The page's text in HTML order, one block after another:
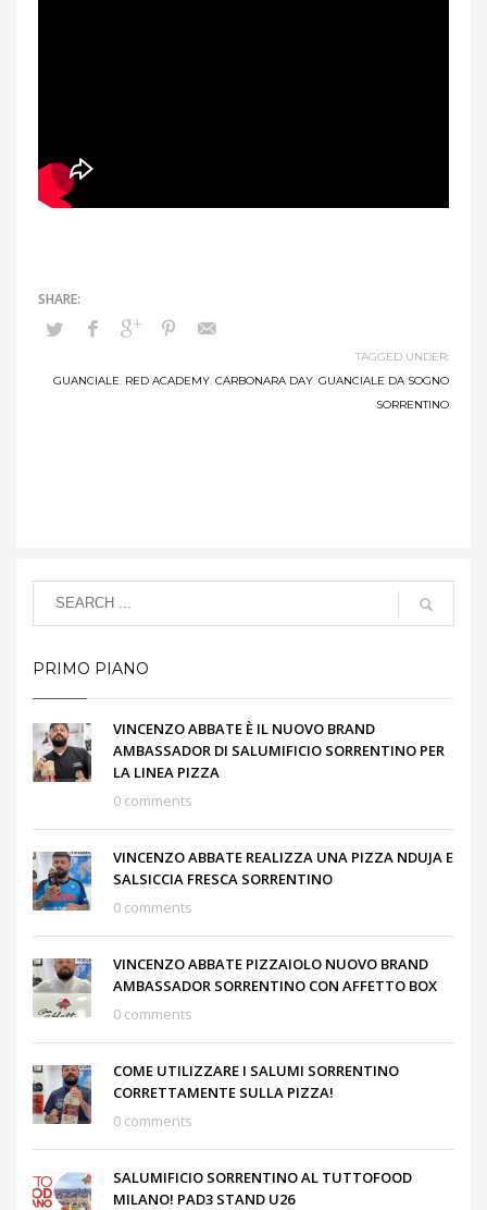
TAGGED UNDER:
GUANCIALE, RED ACADEMY, CARBONARA DAY, GUANCIALE DA SOGNO
SORRENTINO
PRIMO PIANO
VINCENZO ABBATE È IL NUOVO BRAND
AMBASSADOR DI SALUMIFICIO SORRENTINO PER
LA LINEA PIZZA
0 comments
VINCENZO ABBATE REALIZZA UNA PIZZA NDUJA E
SALSICCIA FRESCA SORRENTINO
0 comments
VINCENZO ABBATE PIZZAIOLO NUOVO BRAND
AMBASSADOR SORRENTINO CON AFFETTO BOX
0 comments
COME UTILIZZARE I SALUMI SORRENTINO
CORRETTAMENTE SULLA PIZZA!
0 comments
SALUMIFICIO SORRENTINO AL TUTTOFOOD
MILANO! PAD3 STAND U26